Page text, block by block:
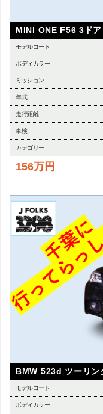
MINI ONE F56 3ドア
モデルコード
ボディカラー
ミッション
年式
走行距離
車検
カテゴリー
156万円
BMW 523d ツーリン
モデルコード
ボディカラー